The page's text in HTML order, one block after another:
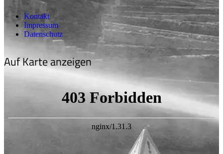
Kontakt
Impressum
Datenschutz
Auf Karte anzeigen